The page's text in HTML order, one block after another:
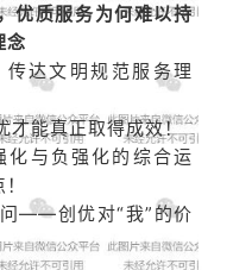
优质服务为何难以持
念
达文明规范服务理
才能真正取得成效！
与负强化的综合运
——创优对“我”的价